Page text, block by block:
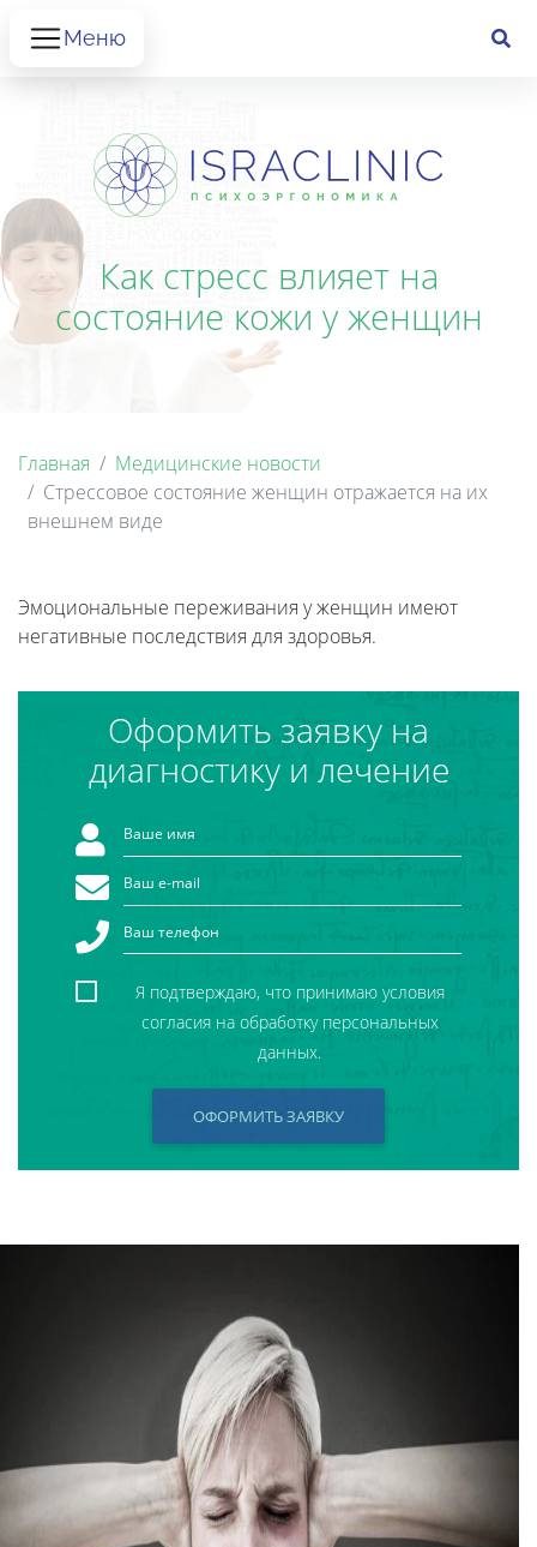
Меню
Как стресс влияет на
состояние кожи у женщин
Главная
Медицинские новости
Стрессовое состояние женщин отражается на их
внешнем виде
Эмоциональные переживания у женщин имеют
негативные последствия для здоровья.
Оформить заявку на
диагностику и лечение
Я подтверждаю, что принимаю условия
согласия на обработку персональных
данных.
ОФОРМИТЬ ЗАЯВКУ